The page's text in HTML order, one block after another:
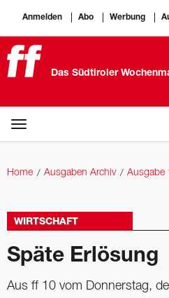
Anmelden Abo Werbung
Das Südtiroler
Home Ausgaben Archiv Ausgabe
WIRTSCHAFT
Späte Erlösung
Aus ff 10 vom Donnerstag,